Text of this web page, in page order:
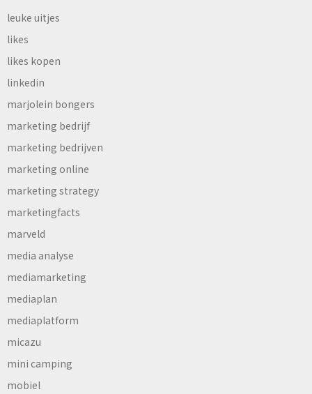
leuke uitjes
likes
likes kopen
linkedin
marjolein bongers
marketing bedrijf
marketing bedrijven
marketing online
marketing strategy
marketingfacts
marveld
media analyse
mediamarketing
mediaplan
mediaplatform
micazu
mini camping
mobiel